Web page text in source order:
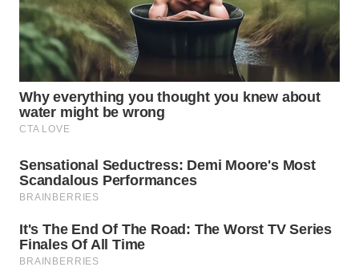
WN
KARO
WN
SIMALUNGUN
LABUHANBATU
TAPANULI
TENGAH